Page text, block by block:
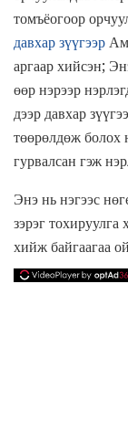
томъёогоор
давхар зүүгээр
аргаар хийсэн;
өөр нэрээр
дээр давхар
төөрөлдөж
гурвалсан гэж
Энэ нь нэгээс
зэрэг
хийж байгаагаа